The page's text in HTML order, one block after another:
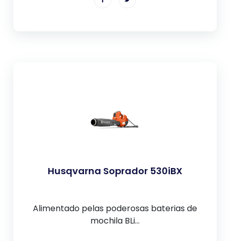
Husqvarna Soprador 530iBX
Alimentado pelas poderosas baterias de
mochila BLi...